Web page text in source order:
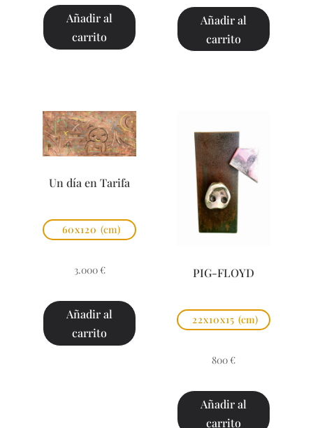
Añadir al
carrito
Añadir al
carrito
Un día en Tarifa
60x120 (cm)
3.000 €
Añadir al
carrito
PIG-FLOYD
22x10x15 (cm)
800 €
Añadir al
carrito